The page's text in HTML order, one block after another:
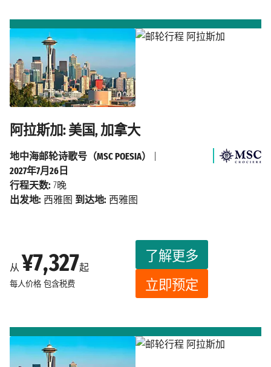
阿拉斯加: 美国, 加拿大
从 ¥7,327起
每人价格 包含税费
了解更多
立即预定
地中海邮轮诗歌号（MSC POESIA）
2027年7月26日
行程天数: 7晚
出发地: 西雅图 到达地: 西雅图